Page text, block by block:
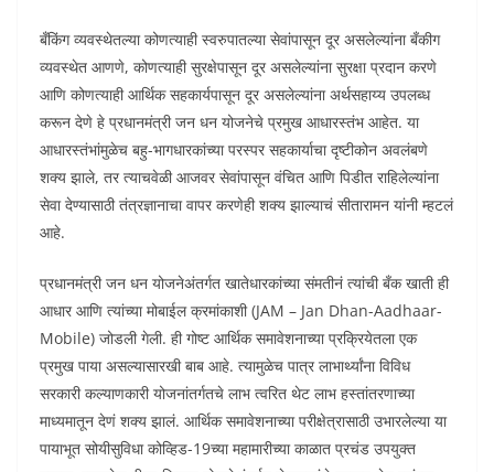
बँकिंग व्यवस्थेतल्या कोणत्याही स्वरुपातल्या सेवांपासून दूर असलेल्यांना बँकीग
व्यवस्थेत आणणे, कोणत्याही सुरक्षेपासून दूर असलेल्यांना सुरक्षा प्रदान करणे
आणि कोणत्याही आर्थिक सहकार्यपासून दूर असलेल्यांना अर्थसहाय्य उपलब्ध
करून देणे हे प्रधानमंत्री जन धन योजनेचे प्रमुख आधारस्तंभ आहेत. या
आधारस्तंभांमुळेच बहु-भागधारकांच्या परस्पर सहकार्याचा दृष्टीकोन अवलंबणे
शक्य झाले, तर त्याचवेळी आजवर सेवांपासून वंचित आणि पिडीत राहिलेल्यांना
सेवा देण्यासाठी तंत्रज्ञानाचा वापर करणेही शक्य झाल्याचं सीतारामन यांनी म्हटलं
आहे.
प्रधानमंत्री जन धन योजनेअंतर्गत खातेधारकांच्या संमतीनं त्यांची बँक खाती ही
आधार आणि त्यांच्या मोबाईल क्रमांकाशी (JAM – Jan Dhan-Aadhaar-
Mobile) जोडली गेली. ही गोष्ट आर्थिक समावेशनाच्या प्रक्रियेतला एक
प्रमुख पाया असल्यासारखी बाब आहे. त्यामुळेच पात्र लाभार्थ्यांना विविध
सरकारी कल्याणकारी योजनांतर्गतचे लाभ त्वरित थेट लाभ हस्तांतरणाच्या
माध्यमातून देणं शक्य झालं. आर्थिक समावेशनाच्या परीक्षेत्रासाठी उभारलेल्या या
पायाभूत सोयीसुविधा कोव्हिड-19च्या महामारीच्या काळात प्रचंड उपयुक्त